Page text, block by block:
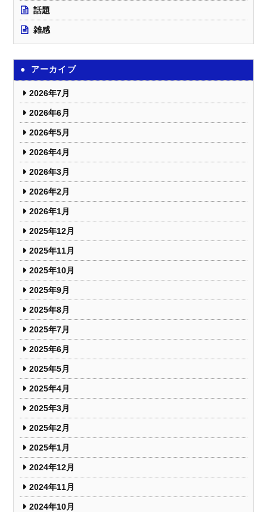
話題
雑感
アーカイブ
2026年7月
2026年6月
2026年5月
2026年4月
2026年3月
2026年2月
2026年1月
2025年12月
2025年11月
2025年10月
2025年9月
2025年8月
2025年7月
2025年6月
2025年5月
2025年4月
2025年3月
2025年2月
2025年1月
2024年12月
2024年11月
2024年10月